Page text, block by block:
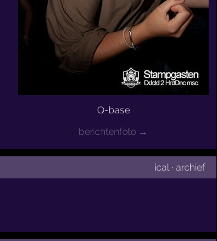
Q-base
berichtenfoto →
ical · archief